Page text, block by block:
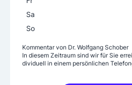
Sa
So
Kommentar von Dr. Wolfgang Schober
In diesem Zeitraum sind wir für Sie
dividuell in einem persönlichen